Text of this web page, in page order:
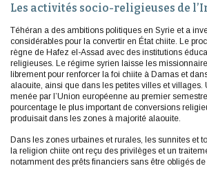
Les activités socio-religieuses de
Téhéran a des ambitions politiques en Syrie et a
considérables pour la convertir en État chiite. Le
règne de Hafez el-Assad avec des institutions
religieuses. Le régime syrien laisse les
librement pour renforcer la foi chiite à Damas et
alaouite, ainsi que dans les petites villes et villages.
menée par l’Union européenne au premier
pourcentage le plus important de conversions
produisait dans les zones à majorité alaouite.
Dans les zones urbaines et rurales, les sunnites et
la religion chiite ont reçu des privilèges et un
notamment des prêts financiers sans être obligés